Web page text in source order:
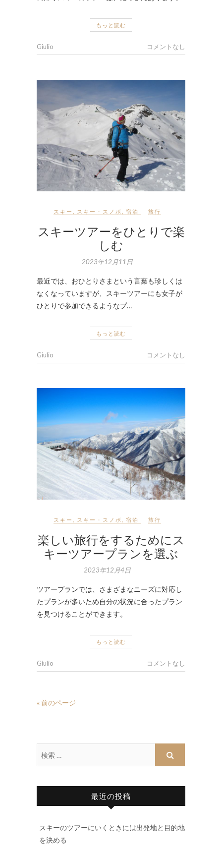
もっと読む
Giulio コメントなし
スキー スキー・スノボ 宿泊 旅行
スキーツアーをひとりで楽
しむ
2023年12月11日
最近では、おひとりさまという言葉も珍しくは
なくなっていますが、スキーツアーにも女子が
ひとりで参加できるようなプ…
もっと読む
Giulio コメントなし
スキー スキー・スノボ 宿泊 旅行
楽しい旅行をするためにス
キーツアープランを選ぶ
2023年12月4日
ツアープランでは、さまざまなニーズに対応し
たプランが多いため自分の状況に合ったプラン
を見つけることができます。
もっと読む
Giulio コメントなし
« 前のページ
最近の投稿
スキーのツアーにいくときには出発地と目的地
を決める